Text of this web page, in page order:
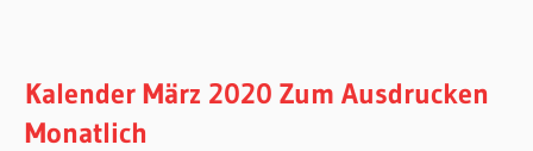
Kalender März 2020 Zum Ausdrucken
Monatlich